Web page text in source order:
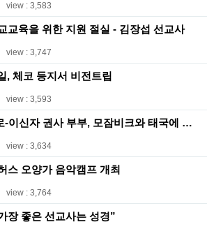
view : 3,583
교육을 위한 지원 절실 - 김장섭 선교사
view : 3,747
, 체코 등지서 비전트립
view : 3,593
의림교회 김선희 장로-이신자 권사 부부, 모잠비크와 태국에 성경 기증
view : 3,634
스 오양가 음악캠프 개최
view : 3,764
장 좋은 선교사는 성경”